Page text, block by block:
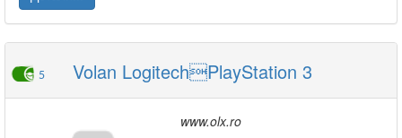
5 Volan LogitechPlayStation 3
www.olx.ro